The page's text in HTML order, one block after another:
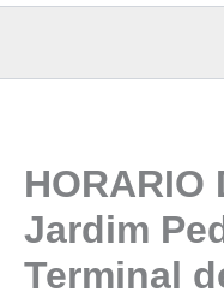
HORARIO
Jardim
Terminal